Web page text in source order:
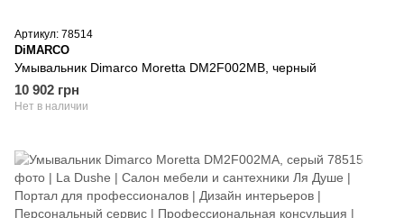
Артикул: 78514
DiMARCO
Умывальник Dimarco Moretta DM2F002MB, черный
10 902 грн
Нет в наличии